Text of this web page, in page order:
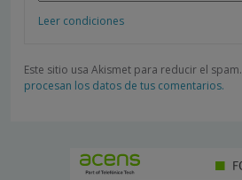
Leer condiciones
Este sitio usa Akismet para reducir el spam.
procesan los datos de tus comentarios.